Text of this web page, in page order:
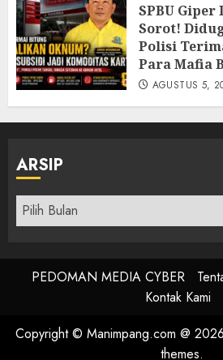
SPBU
Sorot!
Polisi
Para Mafia
AGUSTUS 5,
ARSIP
Arsip
PEDOMAN MEDIA CYBER
Kontak Kami
Copyright © Manimpang.com @ 2026
themes.